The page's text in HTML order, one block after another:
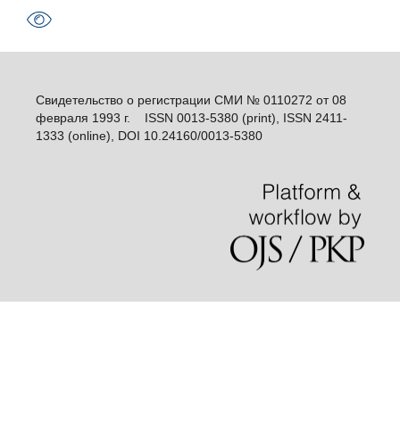
Свидетельство о регистрации СМИ № 0110272 от 08
февраля 1993 г. ISSN 0013-5380 (print), ISSN 2411-
1333 (online), DOI 10.24160/0013-5380